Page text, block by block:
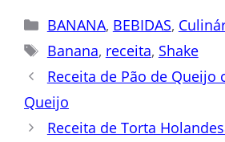
Categorias
BANANA, BEBIDAS,
Tags
Banana, receita, Shake
Receita de Pão de Queijo
Queijo
Receita de Torta